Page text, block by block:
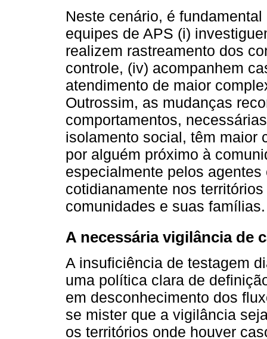
Neste cenário, é
equipes de APS (i)
realizem rastreamento dos
controle, (iv) acompanhem
atendimento de maior
Outrossim, as mudanças
comportamentos,
isolamento social, têm maior
por alguém próximo à
especialmente pelos
cotidianamente nos
comunidades e suas famílias.
A necessária vigilância de
A insuficiência de testagem
uma política clara de
em desconhecimento dos
se mister que a vigilância
os territórios onde houver